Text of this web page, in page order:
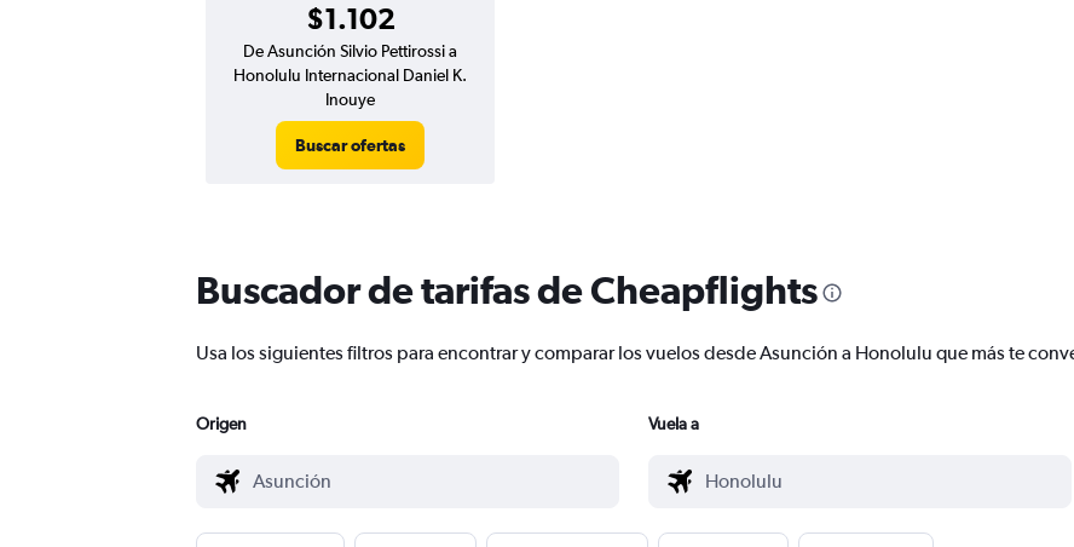
$1.102
De Asunción Silvio Pettirossi a
Honolulu Internacional Daniel K.
Inouye
Buscar ofertas
Buscador de tarifas de Cheapflights
Usa los siguientes filtros para encontrar y comparar los vuelos desde Asunción a Honolulu que más te
Origen Vuela a